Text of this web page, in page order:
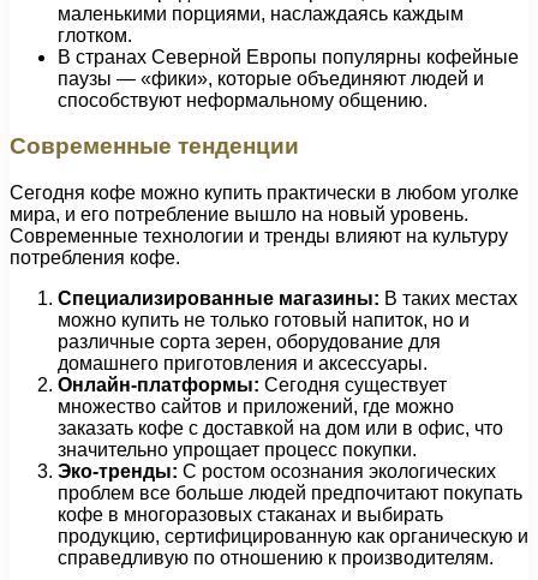
маленькими порциями, наслаждаясь каждым
глотком.
В странах Северной Европы популярны кофейные
паузы — «фики», которые объединяют людей и
способствуют неформальному общению.
Современные тенденции
Сегодня кофе можно купить практически в любом уголке
мира, и его потребление вышло на новый уровень.
Современные технологии и тренды влияют на культуру
потребления кофе.
Специализированные магазины: В таких местах
можно купить не только готовый напиток, но и
различные сорта зерен, оборудование для
домашнего приготовления и аксессуары.
Онлайн-платформы: Сегодня существует
множество сайтов и приложений, где можно
заказать кофе с доставкой на дом или в офис, что
значительно упрощает процесс покупки.
Эко-тренды: С ростом осознания экологических
проблем все больше людей предпочитают покупать
кофе в многоразовых стаканах и выбирать
продукцию, сертифицированную как органическую и
справедливую по отношению к производителям.